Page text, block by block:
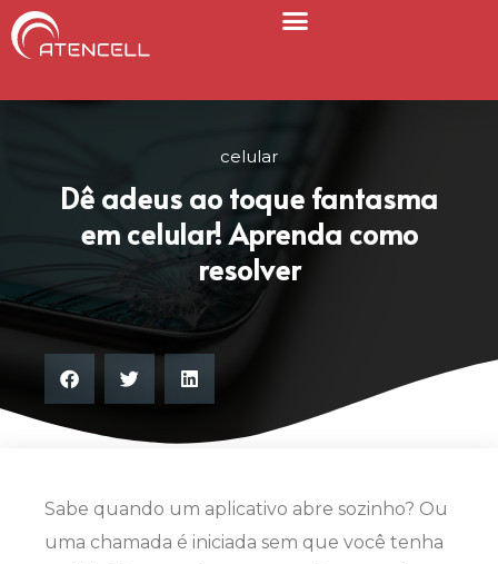
celular
Dê adeus ao toque fantasma
em celular! Aprenda como
resolver
Sabe quando um aplicativo abre sozinho? Ou
uma chamada é iniciada sem que você tenha